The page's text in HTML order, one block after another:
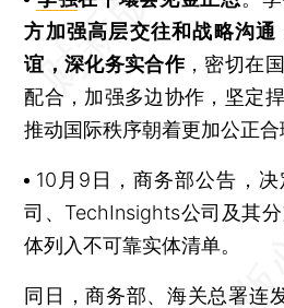
方加强高层交往和战略沟
谊，深化务实合作，密切在
配合，加强多边协作，坚定
推动国际秩序朝着更加公正合
10月9日，商务部公告，
司、TechInsights公司及其
体列入不可靠实体清单。
同日，商务部、海关总署连